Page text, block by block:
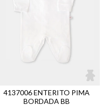
4137006 ENTERITO PIMA
BORDADA BB